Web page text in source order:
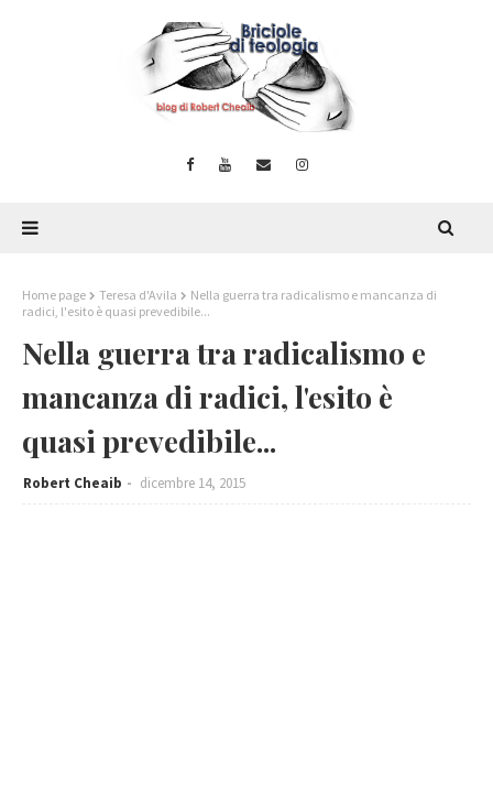
Home page Teresa d'Avila
Nella guerra tra radicalismo e mancanza di
radici, l'esito è quasi prevedibile...
Nella guerra tra radicalismo e
mancanza di radici, l'esito è
quasi prevedibile...
Robert Cheaib dicembre 14, 2015